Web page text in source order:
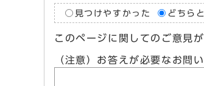
見つけやすかった どちら
このページに関してのご意見
（注意）お答えが必要なお問